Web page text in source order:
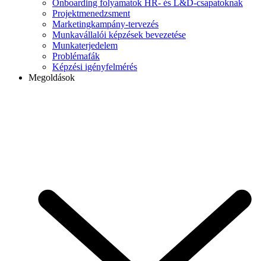
Onboarding folyamatok HR- és L&D-csapatoknak
Projektmenedzsment
Marketingkampány-tervezés
Munkavállalói képzések bevezetése
Munkaterjedelem
Problémafák
Képzési igényfelmérés
Megoldások